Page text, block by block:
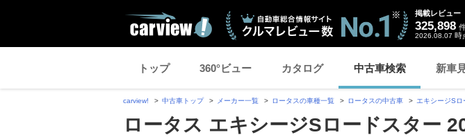
掲載レビュー
325,898
2026.08.07 時
トップ 360°ビュー カタログ 中古車検索 新車
carview! 中古車トップ メーカー一覧 ロータスの車種一覧 ロータスの中古車 エキシージS
ロータス エキシージSロードスター